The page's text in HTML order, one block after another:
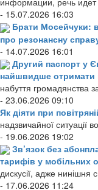
- 15.07.2026 16:03
Брати Мосейчуки:
про резонансну
- 14.07.2026 16:01
Другий паспорт у
найшвидше отримати
набуття громадянства
- 23.06.2026 09:10
Як діяти при
надзвичайної ситуації
- 19.06.2026 19:02
Зв’язок без
тарифів у мобільних
дискусії, адже нинішня
- 17.06.2026 11:24